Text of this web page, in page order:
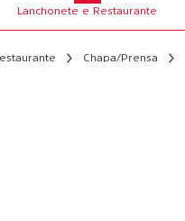
Lanchonete e Restaurante
Chapa/Prensa